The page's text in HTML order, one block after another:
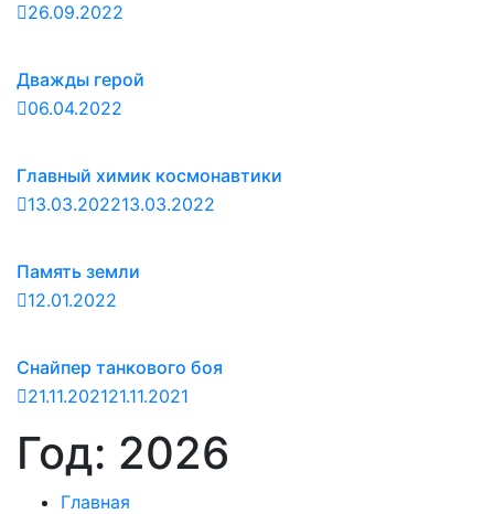
26.09.2022
Дважды герой
06.04.2022
Главный химик космонавтики
13.03.202213.03.2022
Память земли
12.01.2022
Снайпер танкового боя
21.11.202121.11.2021
Год: 2026
Главная